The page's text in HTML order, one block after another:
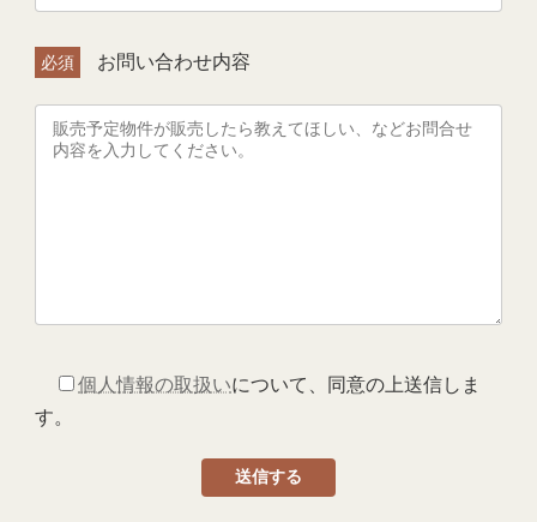
必須 お問い合わせ内容
個人情報の取扱いについて、同意の上送信しま
す。